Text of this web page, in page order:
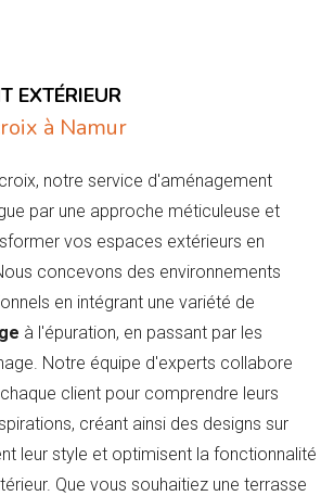
EXTÉRIEUR
à Namur
notre service d'aménagement
par une approche méticuleuse et
vos espaces extérieurs en
concevons des environnements
en intégrant une variété de
à l'épuration, en passant par les
Notre équipe d'experts collabore
client pour comprendre leurs
créant ainsi des designs sur
leur style et optimisent la fonctionnalité
Que vous souhaitiez une terrasse